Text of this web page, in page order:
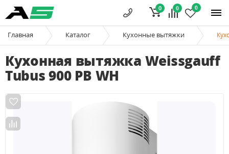
0 0
0
Главная Каталог Кухонные вытяжки
Кухонная вытяжка Weissgauff
Tubus 900 PB WH